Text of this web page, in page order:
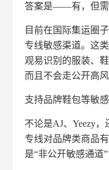
答案是——有，但需
目前在国际集运圈
专线敏感渠道。这
观易识别的服装、
而且不会走公开高风
支持品牌鞋包等敏
不论是AJ、Yeezy
专线对品牌类商品
是“非公开敏感通道